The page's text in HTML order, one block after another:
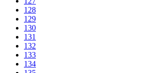
128
129
130
131
132
133
134